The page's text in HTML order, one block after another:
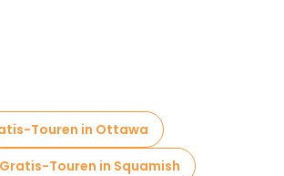
Touren in Ottawa
Gratis-Touren in Squamish